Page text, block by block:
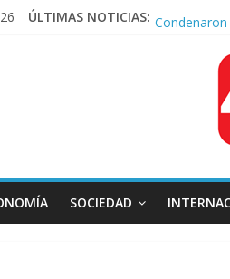
ÚLTIMAS NOTICIAS:
Represión
Tras la
SOCIEDAD